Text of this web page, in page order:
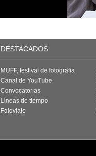
DESTACADOS
MUFF, festival de fotografía
Canal de YouTube
Convocatorias
Líneas de tiempo
Fotoviaje